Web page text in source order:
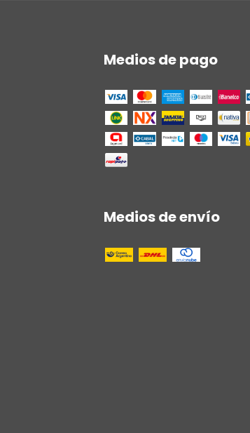
Medios de pago
Medios de envío